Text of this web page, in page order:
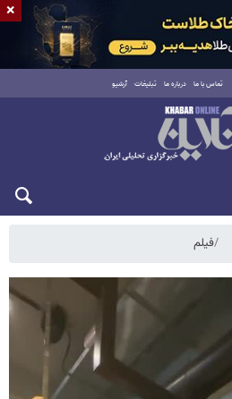
تماس با ما درباره ما تبلیغات آرشیو
فیلم
×